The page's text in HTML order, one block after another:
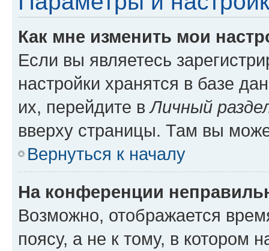
Как мне изменить мои
Если вы являетесь
настройки хранятся в базе
их, перейдите вЛичный
вверху страницы. Там вы
Вернуться к началу
На конференции
Возможно, отображается
поясу, а не к тому, в котором